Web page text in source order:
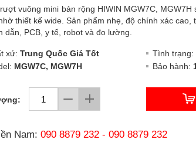
vuông mini bản rộng HIWIN MGW7C,
thiết kế wide. Sản phẩm nhẹ, độ chính xác cao,
dẫn, PCB, y tế, robot và đo lường.
xứ: Trung Quốc Giá Tốt Tình trạng:
MGW7C, MGW7H Bảo hành:
Nam: 090 8879 232 - 090 8879 232